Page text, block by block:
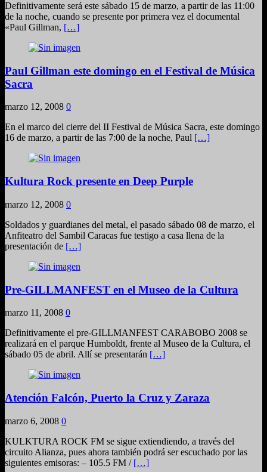
Definitivamente será este sábado 15 de marzo, a partir de las 11:00
de la noche, cuando se presente por primera vez el documental
«Paul Gillman, […]
Paul Gillman este domingo en el Festival de Música
Sacra
marzo 12, 2008 0
En el marco del cierre del II Festival de Música Sacra, este domingo
16 de marzo, a partir de las 7:00 de la noche, Paul […]
Kultura Rock presente en Deep Purple
marzo 12, 2008 0
Soldados y guardianes del metal, el pasado sábado 08 de marzo, el
Anfiteatro del Sambil Caracas fue testigo a casa llena de la
presentación de […]
Pre-GILLMANFEST en el Museo de la Cultura
marzo 11, 2008 0
Definitivamente el pre-GILLMANFEST CARABOBO 2008 se
realizará en el parque Humboldt, frente al Museo de la Cultura, el
sábado 05 de abril. Allí se presentarán […]
Atención Falcón, Puerto la Cruz y Zaraza
marzo 6, 2008 0
KULKTURA ROCK FM se sigue extiendiendo, a través del
circuito Alianza, pues ahora también podrá ser escuchado por las
siguientes emisoras: – 105.5 FM / […]